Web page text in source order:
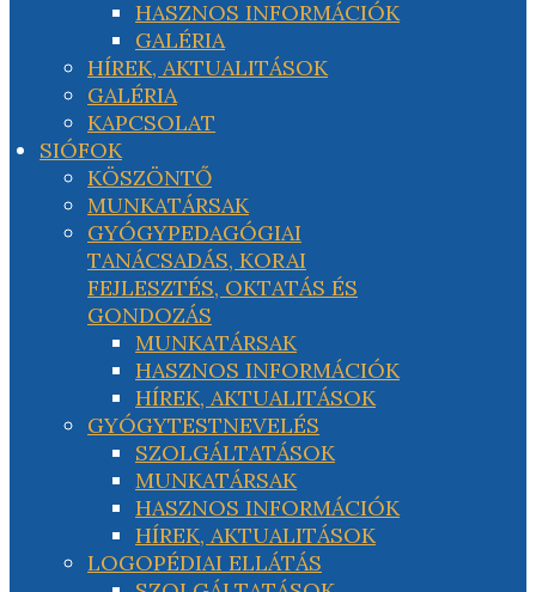
HASZNOS INFORMÁCIÓK
GALÉRIA
HÍREK, AKTUALITÁSOK
GALÉRIA
KAPCSOLAT
SIÓFOK
KÖSZÖNTŐ
MUNKATÁRSAK
GYÓGYPEDAGÓGIAI
TANÁCSADÁS, KORAI
FEJLESZTÉS, OKTATÁS ÉS
GONDOZÁS
MUNKATÁRSAK
HASZNOS INFORMÁCIÓK
HÍREK, AKTUALITÁSOK
GYÓGYTESTNEVELÉS
SZOLGÁLTATÁSOK
MUNKATÁRSAK
HASZNOS INFORMÁCIÓK
HÍREK, AKTUALITÁSOK
LOGOPÉDIAI ELLÁTÁS